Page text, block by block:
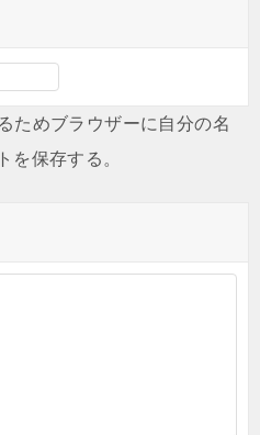
ためブラウザーに自分の名
を保存する。